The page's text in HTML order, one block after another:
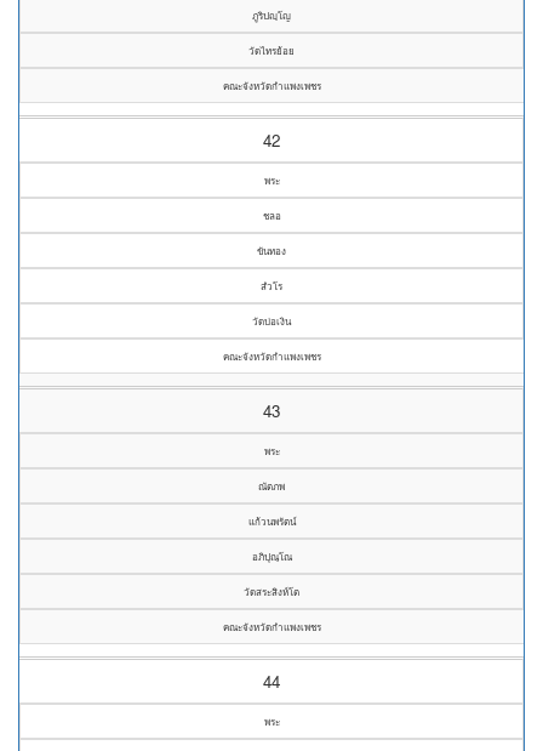
ภูริปญฺโญ
วัดไทรย้อย
คณะจังหวัดกำแพงเพชร
42
พระ
ชลอ
ขันทอง
สํวโร
วัดบ่อเงิน
คณะจังหวัดกำแพงเพชร
43
พระ
ณัตภพ
แก้วนพรัตน์
อภิปุณฺโณ
วัดสระสิงห์โต
คณะจังหวัดกำแพงเพชร
44
พระ